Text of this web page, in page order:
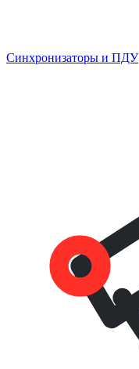
Синхронизаторы и ПДУ